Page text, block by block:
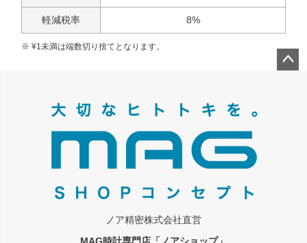
軽減税率 8%
¥1未満は端数切り捨てとなります。
ノア精密株式会社直営
MAG時計専門店「ノアショップ」